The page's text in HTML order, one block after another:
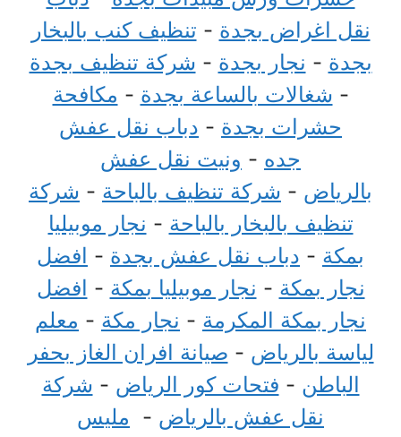
نقل اغراض بجدة - تنظيف كنب بالبخار
بجدة - نجار بجدة - شركة تنظيف بجدة
- شغالات بالساعة بجدة - مكافحة
حشرات بجدة - دباب نقل عفش
جده - ونيت نقل عفش
بالرياض - شركة تنظيف بالباحة - شركة
تنظيف بالبخار بالباحة - نجار موبيليا
بمكة - دباب نقل عفش بجدة - افضل
نجار بمكة - نجار موبيليا بمكة - افضل
نجار بمكة المكرمة - نجار مكة - معلم
لياسة بالرياض - صيانة افران الغاز بحفر
الباطن - فتحات كور الرياض - شركة
نقل عفش بالرياض - مليس